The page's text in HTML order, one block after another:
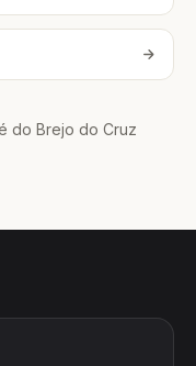
do Brejo do Cruz